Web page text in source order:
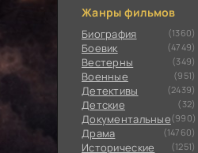
Жанры фильмов
Биография (1360)
Боевик (4749)
Вестерны (349)
Военные (951)
Детективы (2439)
Детские (32)
Документальные(990)
Драма (14760)
Исторические (1251)